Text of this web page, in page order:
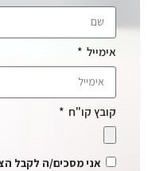
אימייל
קובץ קו"ח
אני מסכים/ה לקבל